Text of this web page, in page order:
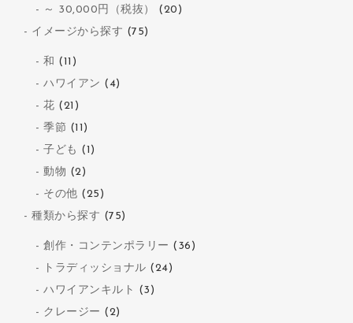
～ 30,000円（税抜）
(20)
イメージから探す (75)
和 (11)
ハワイアン (4)
花 (21)
季節 (11)
子ども (1)
動物 (2)
その他 (25)
種類から探す (75)
創作・コンテンポラリー (36)
トラディッショナル (24)
ハワイアンキルト (3)
クレージー (2)